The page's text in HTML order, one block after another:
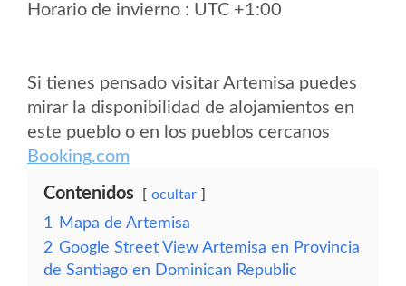
Horario de invierno : UTC +1:00
Si tienes pensado visitar Artemisa puedes
mirar la disponibilidad de alojamientos en
este pueblo o en los pueblos cercanos
Booking.com
Contenidos ocultar
1
Mapa de Artemisa
2 Google Street View Artemisa en Provincia
de Santiago en Dominican Republic